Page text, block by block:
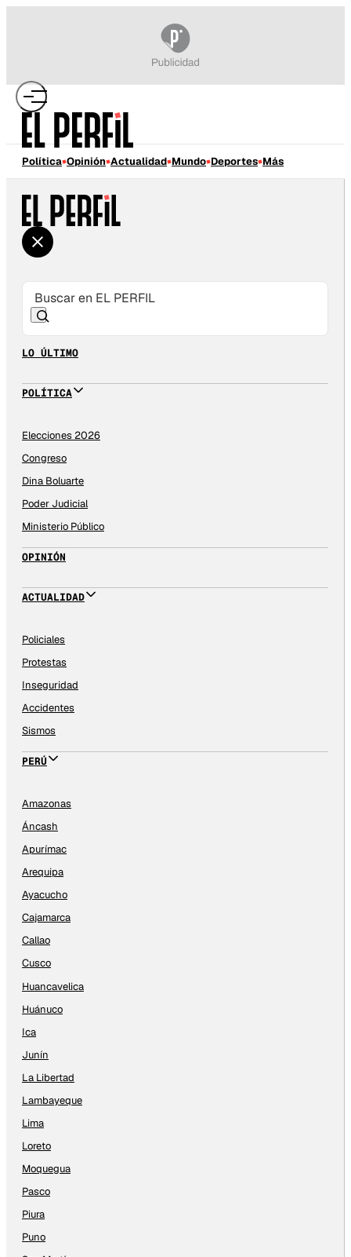
Política Opinión Actualidad Mundo Deportes Más
LO ÚLTIMO
POLÍTICA
Elecciones 2026
Congreso
Dina Boluarte
Poder Judicial
Ministerio Público
OPINIÓN
ACTUALIDAD
Policiales
Protestas
Inseguridad
Accidentes
Sismos
PERÚ
Amazonas
Áncash
Apurímac
Arequipa
Ayacucho
Cajamarca
Callao
Cusco
Huancavelica
Huánuco
Ica
Junín
La Libertad
Lambayeque
Lima
Loreto
Moquegua
Pasco
Piura
Puno